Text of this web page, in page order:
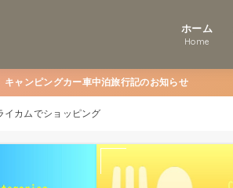
ホーム
Home
キャンピングカー車中泊旅行記のお知らせ
イカムでショッピング